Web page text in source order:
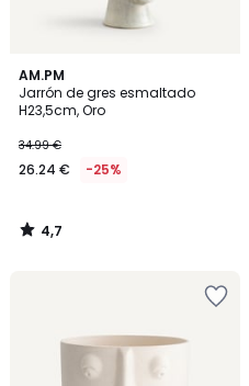
AM.PM
Jarrón de gres esmaltado
H23,5cm, Oro
34.99 €
26.24 € -25%
4,7
/ 5
4,7
/